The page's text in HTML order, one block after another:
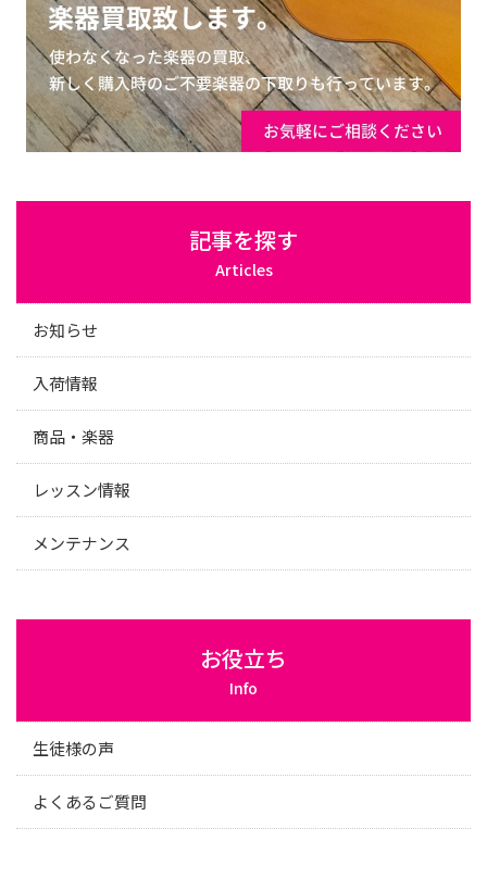
記事を探す
Articles
お知らせ
入荷情報
商品・楽器
レッスン情報
メンテナンス
お役立ち
Info
生徒様の声
よくあるご質問